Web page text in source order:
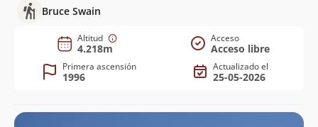
Bruce Swain
Altitud
4.218m
Acceso
Acceso libre
Primera ascensión
1996
Actualizado el
25-05-2026